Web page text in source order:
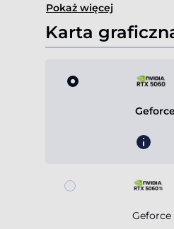
Pokaż więcej
Karta
Geforce